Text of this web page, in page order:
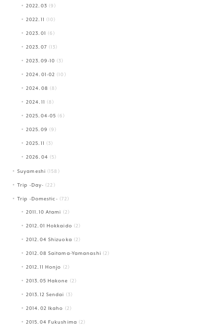
2022.03 (9)
2022.11 (10)
2023.01 (6)
2023.07 (13)
2023.09-10 (3)
2024.01-02 (10)
2024.08 (8)
2024.11 (8)
2025.04-05 (6)
2025.09 (9)
2025.11 (3)
2026.04 (5)
Suyameshi (158)
Trip -Day- (22)
Trip -Domestic- (72)
2011.10 Atami (2)
2012.01 Hokkaido (2)
2012.04 Shizuoka (2)
2012.08 Saitama-Yamanashi (2)
2012.11 Honjo (2)
2013.05 Hakone (2)
2013.12 Sendai (3)
2014.02 Ikaho (2)
2015.04 Fukushima (2)